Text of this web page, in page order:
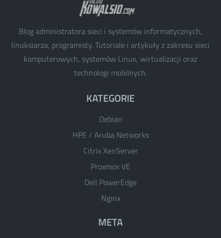
Blog administratora sieci i systemów informatycznych,
linuksiarza, programisty. Tutoriale i artykuły z zakresu sieci
komputerowych, systemów Linux, wirtualizacji oraz
technologi mobilnych.
KATEGORIE
Debian
HPE / Aruba Networks
Citrix XenServer
Proxmox VE
Dell PowerEdge
Nginx
META